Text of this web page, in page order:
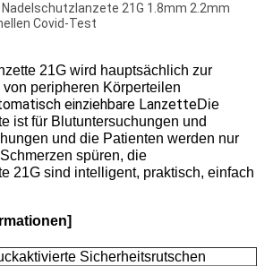
21G 1.8mm 2.2mm
Covid-Test
21G wird hauptsächlich zur
peripheren Körperteilen
einziehbare LanzetteDie
ist für Blutuntersuchungen und
und die Patienten werden nur
spüren, die
21G sind intelligent, praktisch, einfach
Sicherheitsrutschen